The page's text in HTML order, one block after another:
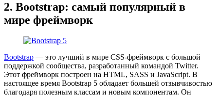
2. Bootstrap: самый популярный в
мире фреймворк
Bootstrap — это лучший в мире CSS-фреймворк с большой
поддержкой сообщества, разработанный командой Twitter.
Этот фреймворк построен на HTML, SASS и JavaScript. В
настоящее время Bootstrap 5 обладает большей отзывчивостью
благодаря полезным классам и новым компонентам. Он